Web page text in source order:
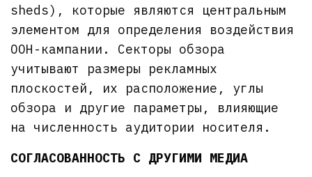
sheds), которые являются центральным
элементом для определения воздействия
OOH-кампании. Секторы обзора
учитывают размеры рекламных
плоскостей, их расположение, углы
обзора и другие параметры, влияющие
на численность аудитории носителя.
СОГЛАСОВАННОСТЬ С ДРУГИМИ МЕДИА